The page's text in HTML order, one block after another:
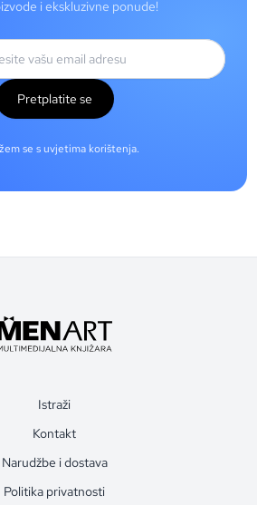
i ekskluzivne ponude!
Pretplatite se
se s uvjetima korištenja.
Istraži
Kontakt
Narudžbe i dostava
Politika privatnosti